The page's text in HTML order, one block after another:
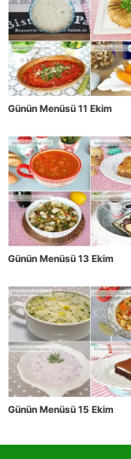
Günün Menüsü 11 Ekim
Günün Menüsü 13 Ekim
Günün Menüsü 15 Ekim